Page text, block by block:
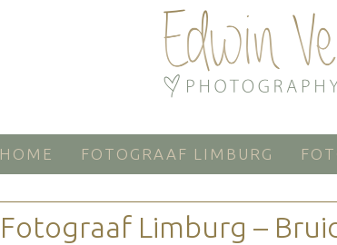
HOME FOTOGRAAF LIMBURG
Fotograaf Limburg –